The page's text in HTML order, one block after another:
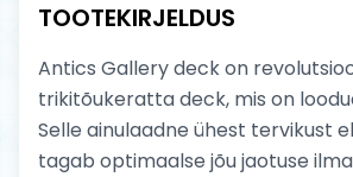
TOOTEKIRJELDUS
Antics Gallery deck on
trikitõukeratta deck, mis on
Selle ainulaadne ühest tervikust
tagab optimaalse jõu jaotuse